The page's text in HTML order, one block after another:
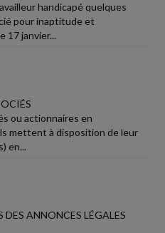
handicapé quelques
pour inaptitude et
17 janvier...
ou actionnaires en
mettent à disposition de leur
en...
ANNONCES LÉGALES